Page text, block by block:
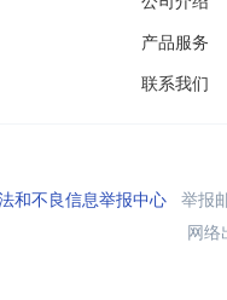
产品服务
联系我们
和不良信息举报中心举报
网